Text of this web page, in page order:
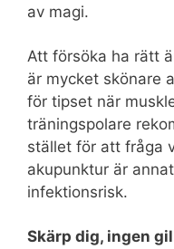
av magi.
Att försöka ha rätt
är mycket skönare
för tipset när
träningspolare
stället för att fråga
akupunktur är
infektionsrisk.
Skärp dig, ingen